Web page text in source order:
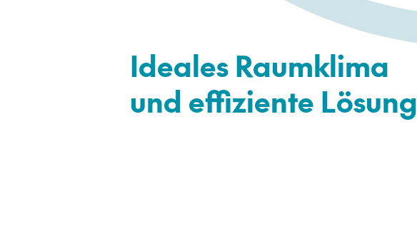
Ideales Raumklima
und effiziente Lösung